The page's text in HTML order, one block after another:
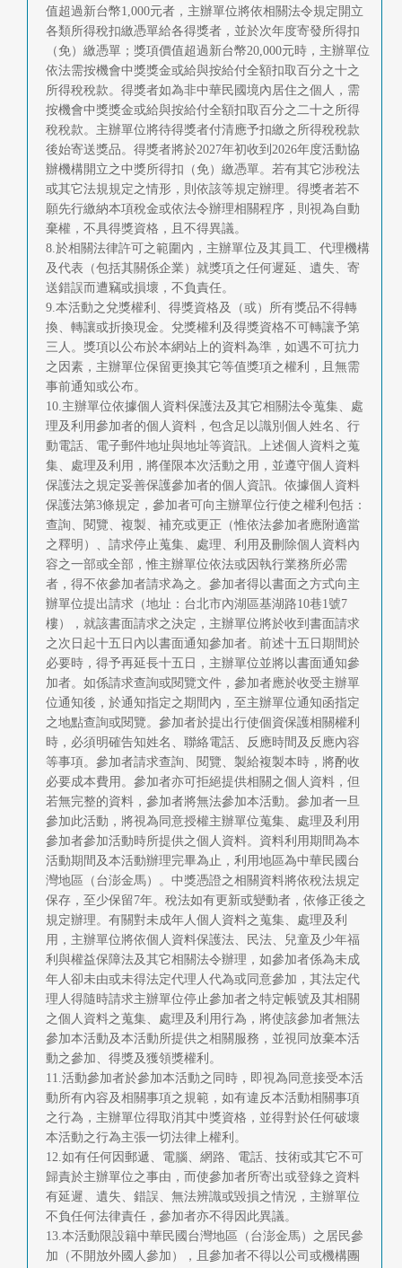
值超過新台幣1,000元者，主辦單位將依相關法令規定開立
各類所得稅扣繳憑單給各得獎者，並於次年度寄發所得扣
（免）繳憑單；獎項價值超過新台幣20,000元時，主辦單位
依法需按機會中獎獎金或給與按給付全額扣取百分之十之
所得稅稅款。得獎者如為非中華民國境內居住之個人，需
按機會中獎獎金或給與按給付全額扣取百分之二十之所得
稅稅款。主辦單位將待得獎者付清應予扣繳之所得稅稅款
後始寄送獎品。得獎者將於2027年初收到2026年度活動協
辦機構開立之中獎所得扣（免）繳憑單。若有其它涉稅法
或其它法規規定之情形，則依該等規定辦理。得獎者若不
願先行繳納本項稅金或依法令辦理相關程序，則視為自動
棄權，不具得獎資格，且不得異議。
8.於相關法律許可之範圍內，主辦單位及其員工、代理機構
及代表（包括其關係企業）就獎項之任何遲延、遺失、寄
送錯誤而遭竊或損壞，不負責任。
9.本活動之兌獎權利、得獎資格及（或）所有獎品不得轉
換、轉讓或折換現金。兌獎權利及得獎資格不可轉讓予第
三人。獎項以公布於本網站上的資料為準，如遇不可抗力
之因素，主辦單位保留更換其它等值獎項之權利，且無需
事前通知或公布。
10.主辦單位依據個人資料保護法及其它相關法令蒐集、處
理及利用參加者的個人資料，包含足以識別個人姓名、行
動電話、電子郵件地址與地址等資訊。上述個人資料之蒐
集、處理及利用，將僅限本次活動之用，並遵守個人資料
保護法之規定妥善保護參加者的個人資訊。依據個人資料
保護法第3條規定，參加者可向主辦單位行使之權利包括：
查詢、閱覽、複製、補充或更正（惟依法參加者應附適當
之釋明）、請求停止蒐集、處理、利用及刪除個人資料內
容之一部或全部，惟主辦單位依法或因執行業務所必需
者，得不依參加者請求為之。參加者得以書面之方式向主
辦單位提出請求（地址：台北市內湖區基湖路10巷1號7
樓），就該書面請求之決定，主辦單位將於收到書面請求
之次日起十五日內以書面通知參加者。前述十五日期間於
必要時，得予再延長十五日，主辦單位並將以書面通知參
加者。如係請求查詢或閱覽文件，參加者應於收受主辦單
位通知後，於通知指定之期間內，至主辦單位通知函指定
之地點查詢或閱覽。參加者於提出行使個資保護相關權利
時，必須明確告知姓名、聯絡電話、反應時間及反應內容
等事項。參加者請求查詢、閱覽、製給複製本時，將酌收
必要成本費用。參加者亦可拒絕提供相關之個人資料，但
若無完整的資料，參加者將無法參加本活動。參加者一旦
參加此活動，將視為同意授權主辦單位蒐集、處理及利用
參加者參加活動時所提供之個人資料。資料利用期間為本
活動期間及本活動辦理完畢為止，利用地區為中華民國台
灣地區（台澎金馬）。中獎憑證之相關資料將依稅法規定
保存，至少保留7年。稅法如有更新或變動者，依修正後之
規定辦理。有關對未成年人個人資料之蒐集、處理及利
用，主辦單位將依個人資料保護法、民法、兒童及少年福
利與權益保障法及其它相關法令辦理，如參加者係為未成
年人卻未由或未得法定代理人代為或同意參加，其法定代
理人得隨時請求主辦單位停止參加者之特定帳號及其相關
之個人資料之蒐集、處理及利用行為，將使該參加者無法
參加本活動及本活動所提供之相關服務，並視同放棄本活
動之參加、得獎及獲領獎權利。
11.活動參加者於參加本活動之同時，即視為同意接受本活
動所有內容及相關事項之規範，如有違反本活動相關事項
之行為，主辦單位得取消其中獎資格，並得對於任何破壞
本活動之行為主張一切法律上權利。
12.如有任何因郵遞、電腦、網路、電話、技術或其它不可
歸責於主辦單位之事由，而使參加者所寄出或登錄之資料
有延遲、遺失、錯誤、無法辨識或毀損之情況，主辦單位
不負任何法律責任，參加者亦不得因此異議。
13.本活動限設籍中華民國台灣地區（台澎金馬）之居民參
加（不開放外國人參加），且參加者不得以公司或機構團